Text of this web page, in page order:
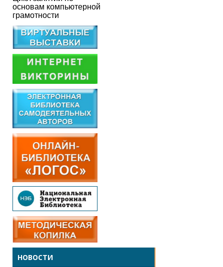
основам компьютерной
грамотности
НОВОСТИ